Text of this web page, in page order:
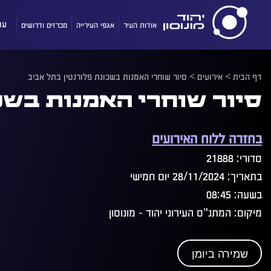
אודות העיר אגפי העירייה מכרזים ודרושים
דף הבית> אירועים > סיור שוחרי האמנות בשכונת פלורנטין בתל אביב
סיור שוחרי האמנות
בחזרה ללוח האירועים
סדורי: 21888
בתאריך: 28/11/2024 יום חמישי
בשעה: 08:45
מיקום: המתנ"ס העירוני יהוד - מונוסון
שמירה ביומן